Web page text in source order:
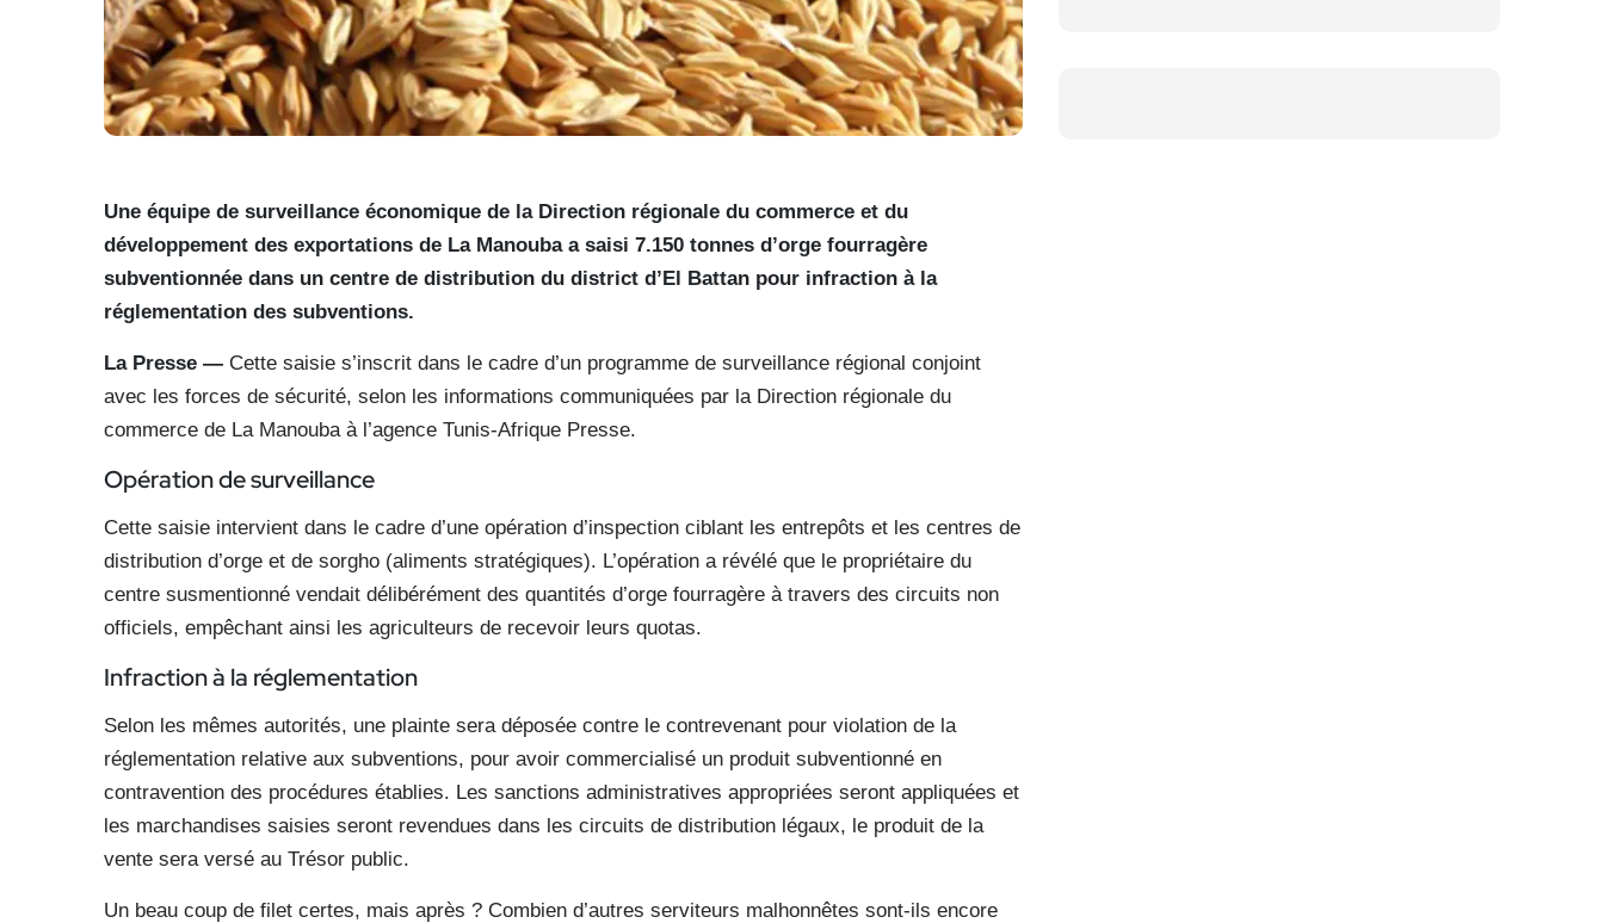
Une équipe de surveillance économique de la Direction régionale du commerce et du
développement des exportations de La Manouba a saisi 7.150 tonnes d’orge fourragère
subventionnée dans un centre de distribution du district d’El Battan pour infraction à la
réglementation des subventions.
La Presse — Cette saisie s’inscrit dans le cadre d’un programme de surveillance régional conjoint
avec les forces de sécurité, selon les informations communiquées par la Direction régionale du
commerce de La Manouba à l’agence Tunis-Afrique Presse.
Opération de surveillance
Cette saisie intervient dans le cadre d’une opération d’inspection ciblant les entrepôts et les centres de
distribution d’orge et de sorgho (aliments stratégiques). L’opération a révélé que le propriétaire du
centre susmentionné vendait délibérément des quantités d’orge fourragère à travers des circuits non
officiels, empêchant ainsi les agriculteurs de recevoir leurs quotas.
Infraction à la réglementation
Selon les mêmes autorités, une plainte sera déposée contre le contrevenant pour violation de la
réglementation relative aux subventions, pour avoir commercialisé un produit subventionné en
contravention des procédures établies. Les sanctions administratives appropriées seront appliquées et
les marchandises saisies seront revendues dans les circuits de distribution légaux, le produit de la
vente sera versé au Trésor public.
Un beau coup de filet certes, mais après ? Combien d’autres serviteurs malhonnêtes sont-ils encore